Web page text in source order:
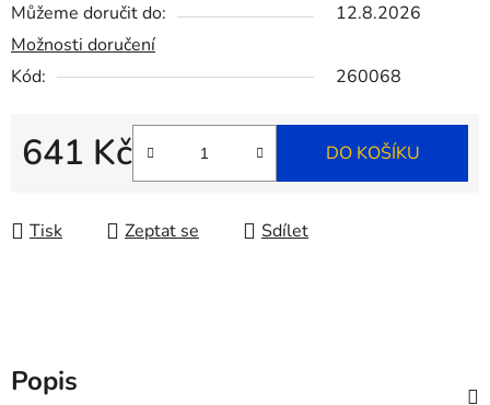
Můžeme doručit do:
12.8.2026
Možnosti doručení
Kód:
260068
641 Kč DO KOŠÍKU
Tisk Zeptat se Sdílet
Popis